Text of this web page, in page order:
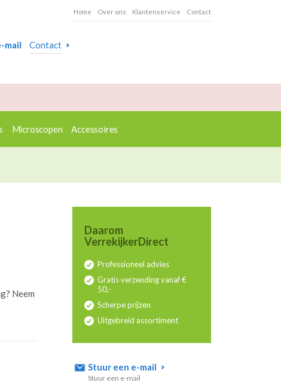
Home Over ons Klantenservice Contact
mail Contact
Microscopen Accessoires
Neem
Daarom
VerrekijkerDirect
Professioneel advies
Gratis verzending vanaf €
50,-
Scherpe prijzen
Uitgebreid assortiment
Stuur een e-mail
Stuur een e-mail